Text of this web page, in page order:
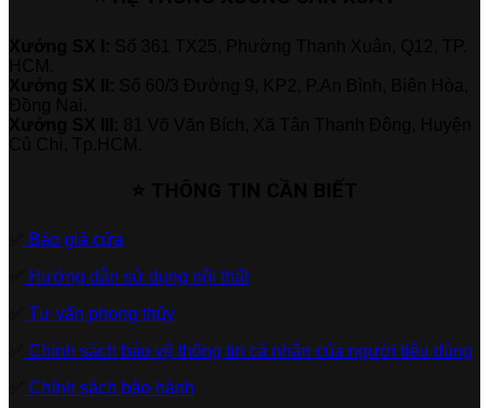
Báo giá cửa
Hướng dẫn sử dụng nội thất
Tư vấn phong thủy
Chính sách bảo vệ thông tin cá nhân của người tiêu dùng
Chính sách bảo hành